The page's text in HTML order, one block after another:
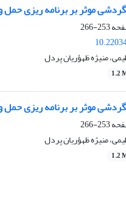
موثر بر برنامه ریزی
253-266
منیژه ظهؤریان پردل
1.2
موثر بر برنامه ریزی
253-266
منیژه ظهؤریان پردل
1.2